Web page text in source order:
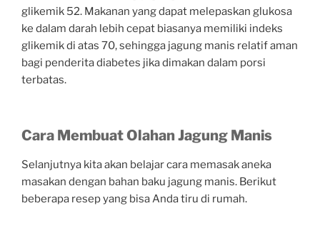
glikemik 52. Makanan yang dapat melepaskan glukosa
ke dalam darah lebih cepat biasanya memiliki indeks
glikemik di atas 70, sehingga jagung manis relatif aman
bagi penderita diabetes jika dimakan dalam porsi
terbatas.
Cara Membuat Olahan Jagung Manis
Selanjutnya kita akan belajar cara memasak aneka
masakan dengan bahan baku jagung manis. Berikut
beberapa resep yang bisa Anda tiru di rumah.